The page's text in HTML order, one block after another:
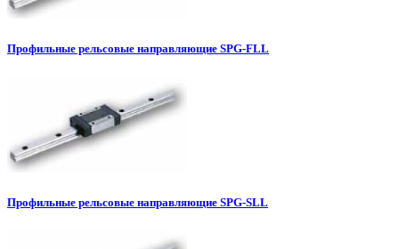
Профильные рельсовые направляющие SPG-FLL
Профильные рельсовые направляющие SPG-SLL